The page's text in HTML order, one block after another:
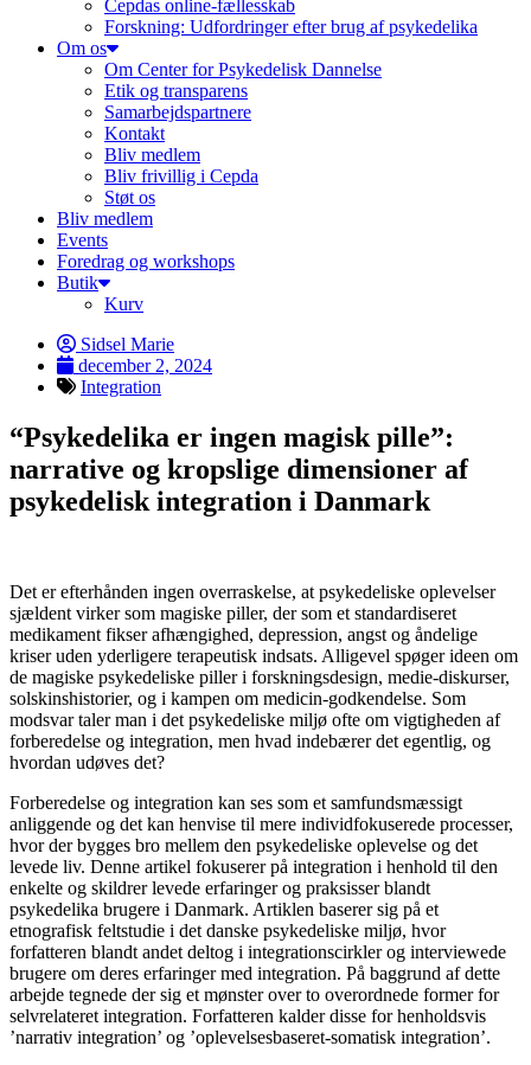
Cepdas online-fællesskab
Forskning: Udfordringer efter brug af psykedelika
Om os
Om Center for Psykedelisk Dannelse
Etik og transparens
Samarbejdspartnere
Kontakt
Bliv medlem
Bliv frivillig i Cepda
Støt os
Bliv medlem
Events
Foredrag og workshops
Butik
Kurv
Sidsel Marie
december 2, 2024
Integration
“Psykedelika er ingen magisk pille”:
narrative og kropslige dimensioner af
psykedelisk integration i Danmark
Det er efterhånden ingen overraskelse, at psykedeliske oplevelser
sjældent virker som magiske piller, der som et standardiseret
medikament fikser afhængighed, depression, angst og åndelige
kriser uden yderligere terapeutisk indsats. Alligevel spøger ideen om
de magiske psykedeliske piller i forskningsdesign, medie-diskurser,
solskinshistorier, og i kampen om medicin-godkendelse. Som
modsvar taler man i det psykedeliske miljø ofte om vigtigheden af
forberedelse og integration, men hvad indebærer det egentlig, og
hvordan udøves det?
Forberedelse og integration kan ses som et samfundsmæssigt
anliggende og det kan henvise til mere individfokuserede processer,
hvor der bygges bro mellem den psykedeliske oplevelse og det
levede liv. Denne artikel fokuserer på integration i henhold til den
enkelte og skildrer levede erfaringer og praksisser blandt
psykedelika brugere i Danmark. Artiklen baserer sig på et
etnografisk feltstudie i det danske psykedeliske miljø, hvor
forfatteren blandt andet deltog i integrationscirkler og interviewede
brugere om deres erfaringer med integration. På baggrund af dette
arbejde tegnede der sig et mønster over to overordnede former for
selvrelateret integration. Forfatteren kalder disse for henholdsvis
’narrativ integration’ og ’oplevelsesbaseret-somatisk integration’.